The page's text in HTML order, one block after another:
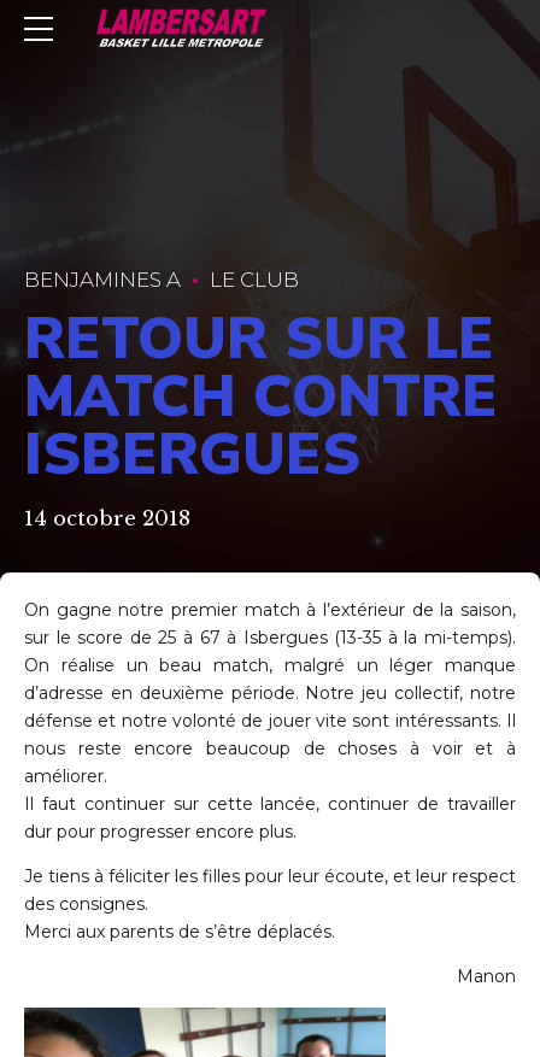
BENJAMINES A LE CLUB
RETOUR SUR LE
MATCH CONTRE
ISBERGUES
14 octobre 2018
On gagne notre premier match à l’extérieur de la saison,
sur le score de 25 à 67 à Isbergues (13-35 à la mi-temps).
On réalise un beau match, malgré un léger manque
d’adresse en deuxième période. Notre jeu collectif, notre
défense et notre volonté de jouer vite sont intéressants. Il
nous reste encore beaucoup de choses à voir et à
améliorer.
Il faut continuer sur cette lancée, continuer de travailler
dur pour progresser encore plus.
Je tiens à féliciter les filles pour leur écoute, et leur respect
des consignes.
Merci aux parents de s’être déplacés.
Manon